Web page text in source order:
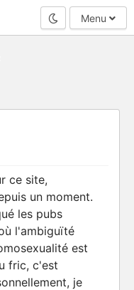
Mode nuit
Menu
ce site,
un moment.
les pubs
l'ambiguïté
est
fric, c'est
je